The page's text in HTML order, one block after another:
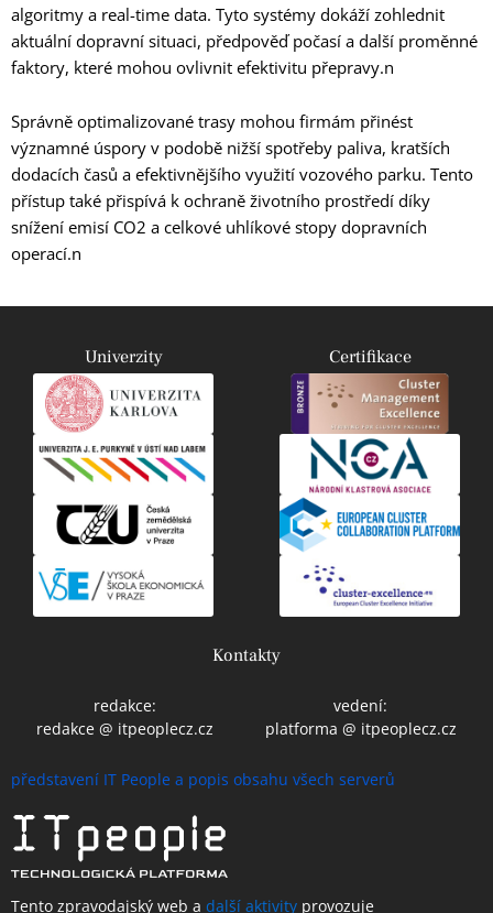
algoritmy a real-time data. Tyto systémy dokáží zohlednit
aktuální dopravní situaci, předpověď počasí a další proměnné
faktory, které mohou ovlivnit efektivitu přepravy.n
Správně optimalizované trasy mohou firmám přinést
významné úspory v podobě nižší spotřeby paliva, kratších
dodacích časů a efektivnějšího využití vozového parku. Tento
přístup také přispívá k ochraně životního prostředí díky
snížení emisí CO2 a celkové uhlíkové stopy dopravních
operací.n
Univerzity Certifikace
Kontakty
redakce:
redakce @ itpeoplecz.cz
vedení:
platforma @ itpeoplecz.cz
představení IT People a popis obsahu všech serverů
Tento zpravodajský web a další aktivity provozuje